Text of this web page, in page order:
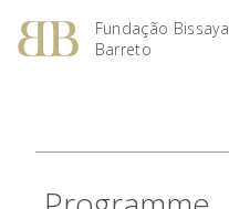
Fundação Bissaya
Barreto